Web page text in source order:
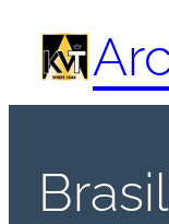
naar
inhoud